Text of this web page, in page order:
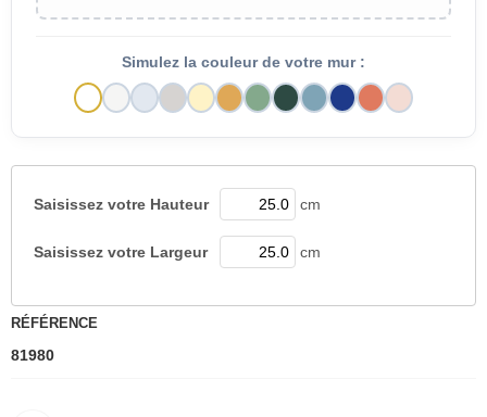
Simulez la couleur de votre mur :
Saisissez votre Hauteur cm
Saisissez votre Largeur cm
RÉFÉRENCE
81980